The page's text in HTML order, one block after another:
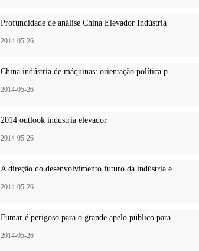
Profundidade de análise China Elevador Indústria
2014-05-26
China indústria de máquinas: orientação política p
2014-05-26
2014 outlook indústria elevador
2014-05-26
A direção do desenvolvimento futuro da indústria e
2014-05-26
Fumar é perigoso para o grande apelo público para
2014-05-26